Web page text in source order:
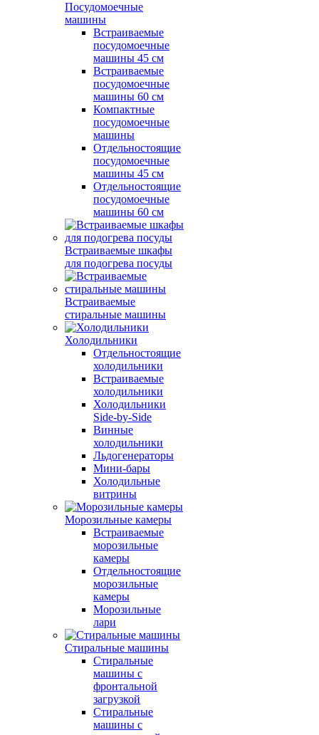
Посудомоечные
машины
Встраиваемые
посудомоечные
машины 45 см
Встраиваемые
посудомоечные
машины 60 см
Компактные
посудомоечные
машины
Отдельностоящие
посудомоечные
машины 45 см
Отдельностоящие
посудомоечные
машины 60 см
Встраиваемые шкафы
для подогрева посуды
Встраиваемые
стиральные машины
Холодильники
Отдельностоящие
холодильники
Встраиваемые
холодильники
Холодильники
Side-by-Side
Винные
холодильники
Льдогенераторы
Мини-бары
Холодильные
витрины
Морозильные камеры
Встраиваемые
морозильные
камеры
Отдельностоящие
морозильные
камеры
Морозильные
лари
Стиральные машины
Стиральные
машины с
фронтальной
загрузкой
Стиральные
машины с